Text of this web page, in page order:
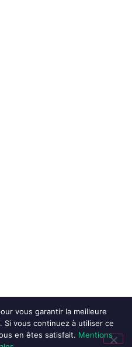
vous garantir la meilleure
vous continuez à utiliser ce
en êtes satisfait. Mentions